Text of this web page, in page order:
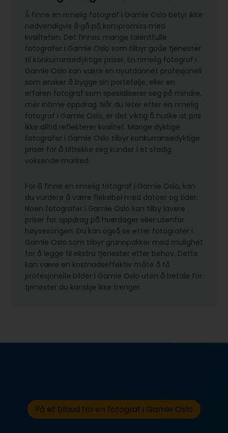
Å finne en rimelig fotograf i Gamle Oslo betyr ikke
nødvendigvis å gå på kompromiss med
kvaliteten. Det finnes mange talentfulle
fotografer i Gamle Oslo som tilbyr gode tjenester
til konkurransedyktige priser. En rimelig fotograf i
Gamle Oslo kan være en nyutdannet profesjonell
som ønsker å bygge sin portefølje, eller en
erfaren fotograf som spesialiserer seg på mindre,
mer intime oppdrag. Når du leter etter en rimelig
fotograf i Gamle Oslo, er det viktig å huske at pris
ikke alltid reflekterer kvalitet. Mange dyktige
fotografer i Gamle Oslo tilbyr konkurransedyktige
priser for å tiltrekke seg kunder i et stadig
voksende marked.
For å finne en rimelig fotograf i Gamle Oslo, kan
du vurdere å være fleksibel med datoer og tider.
Noen fotografer i Gamle Oslo kan tilby lavere
priser for oppdrag på hverdager eller utenfor
høysesongen. Du kan også se etter fotografer i
Gamle Oslo som tilbyr grunnpakker med mulighet
for å legge til ekstra tjenester etter behov. Dette
kan være en kostnadseffektiv måte å få
profesjonelle bilder i Gamle Oslo uten å betale for
tjenester du kanskje ikke trenger.
Få et tilbud fra en fotograf i Gamle Oslo